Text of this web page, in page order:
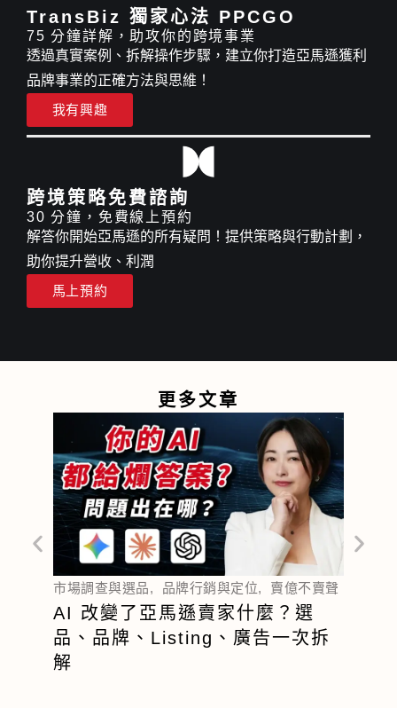
TransBiz 獨家心法 PPCGO
75 分鐘詳解，助攻你的跨境事業
透過真實案例、拆解操作步驟，建立你打造亞馬遜獲利
品牌事業的正確方法與思維！
我有興趣
跨境策略免費諮詢
30 分鐘，免費線上預約
解答你開始亞馬遜的所有疑問！提供策略與行動計劃，
助你提升營收、利潤
馬上預約
更多文章
市場調查與選品, 品牌行銷與定位, 賣億不賣聲
AI 改變了亞馬遜賣家什麼？選
品、品牌、Listing、廣告一次拆
解